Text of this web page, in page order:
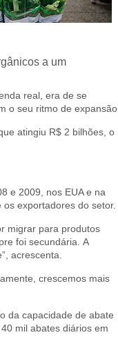
a um
real, era de se
o seu ritmo de expansão.
atingiu R$ 2 bilhões, o
e 2009, nos EUA e na
exportadores do setor.
migrar para produtos
foi secundária. A
acrescenta.
crescemos mais
da capacidade de abate
mil abates diários em